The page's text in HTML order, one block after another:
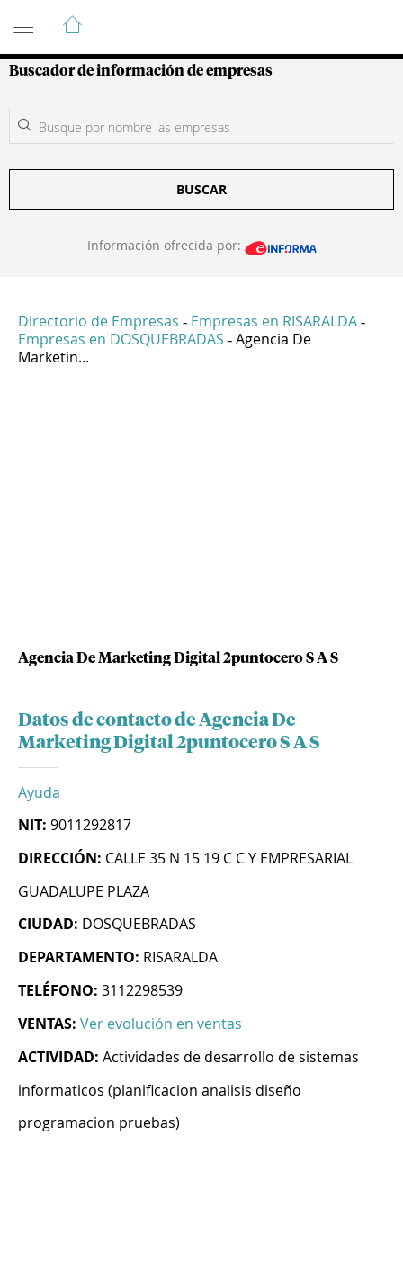
Guía de Empresas Colombianas
Buscador de información de empresas
BUSCAR
Información ofrecida por:
Directorio de Empresas - Empresas en RISARALDA -
Empresas en DOSQUEBRADAS - Agencia De
Marketin...
Agencia De Marketing Digital 2puntocero S A S
Datos de contacto de Agencia De
Marketing Digital 2puntocero S A S
Ayuda
NIT: 9011292817
DIRECCIÓN: CALLE 35 N 15 19 C C Y EMPRESARIAL
GUADALUPE PLAZA
CIUDAD: DOSQUEBRADAS
DEPARTAMENTO: RISARALDA
TELÉFONO: 3112298539
VENTAS: Ver evolución en ventas
ACTIVIDAD: Actividades de desarrollo de sistemas
informaticos (planificacion analisis diseño
programacion pruebas)